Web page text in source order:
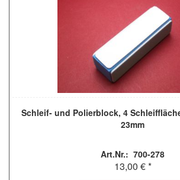
Schleif- und Polierblock, 4
23mm
Art.Nr.: 700-278
13,00 € *